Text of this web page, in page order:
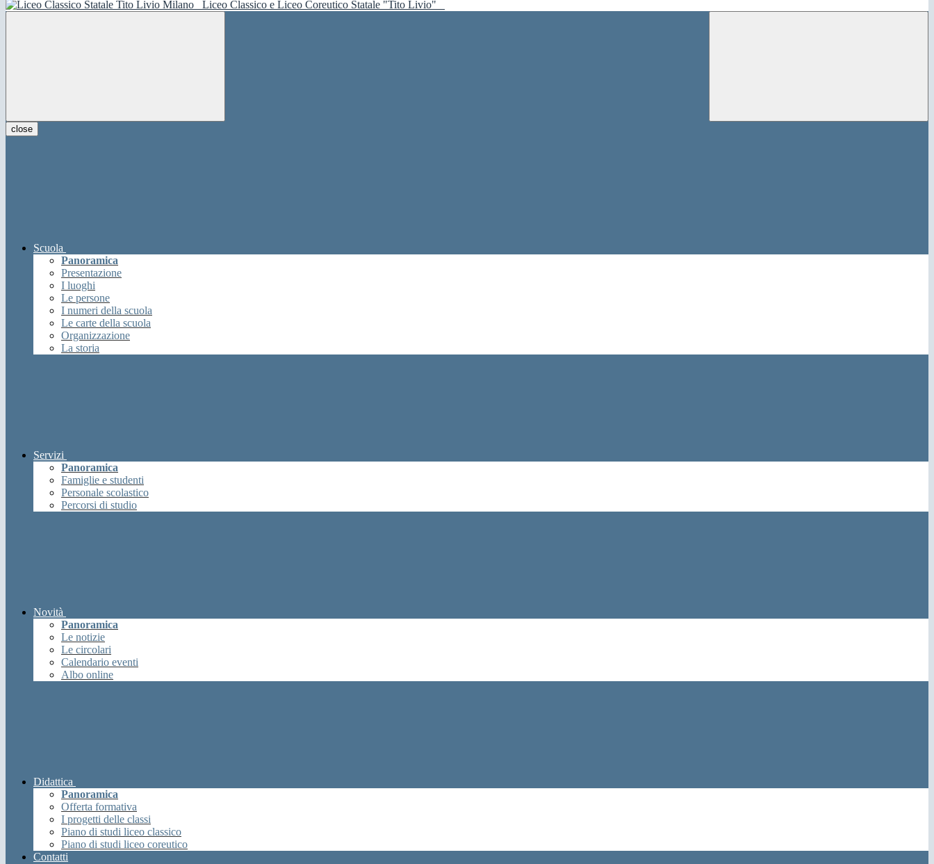
Liceo Classico e Liceo Coreutico Statale "Tito Livio"
close
Scuola
Panoramica
Presentazione
I luoghi
Le persone
I numeri della scuola
Le carte della scuola
Organizzazione
La storia
Servizi
Panoramica
Famiglie e studenti
Personale scolastico
Percorsi di studio
Novità
Panoramica
Le notizie
Le circolari
Calendario eventi
Albo online
Didattica
Panoramica
Offerta formativa
I progetti delle classi
Piano di studi liceo classico
Piano di studi liceo coreutico
Contatti